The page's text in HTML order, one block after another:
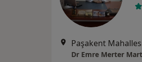
Dr Emre Merter